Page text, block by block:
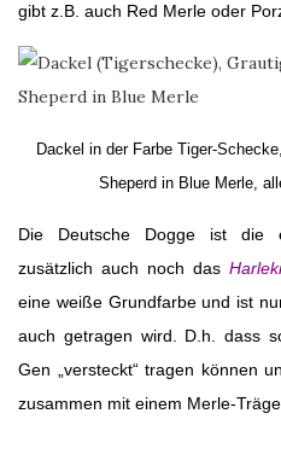
gibt z.B. auch Red Merle oder
Dackel in der Farbe Tiger-
Sheperd in Blue Merle,
Die Deutsche Dogge ist die
zusätzlich auch noch das
eine weiße Grundfarbe und ist
auch getragen wird. D.h. dass
Gen „versteckt“ tragen können
zusammen mit einem Merle-